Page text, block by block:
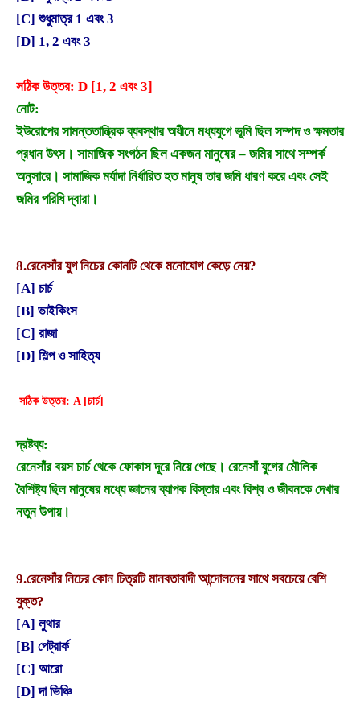
[C] শুধুমাত্র 1 এবং 3
[D] 1, 2 এবং 3
সঠিক উত্তর: D [1, 2 এবং 3]
নোট:
ইউরোপের সামন্ততান্ত্রিক ব্যবস্থার অধীনে মধ্যযুগে ভূমি ছিল সম্পদ ও ক্ষমতার
প্রধান উৎস। সামাজিক সংগঠন ছিল একজন মানুষের – জমির সাথে সম্পর্ক
অনুসারে। সামাজিক মর্যাদা নির্ধারিত হত মানুষ তার জমি ধারণ করে এবং সেই
জমির পরিধি দ্বারা।
8.রেনেসাঁর যুগ নিচের কোনটি থেকে মনোযোগ কেড়ে নেয়?
[A] চার্চ
[B] ভাইকিংস
[C] রাজা
[D] শিল্প ও সাহিত্য
সঠিক উত্তর: A [চার্চ]
দ্রষ্টব্য:
রেনেসাঁর বয়স চার্চ থেকে ফোকাস দূরে নিয়ে গেছে। রেনেসাঁ যুগের মৌলিক
বৈশিষ্ট্য ছিল মানুষের মধ্যে জ্ঞানের ব্যাপক বিস্তার এবং বিশ্ব ও জীবনকে দেখার
নতুন উপায়।
9.রেনেসাঁর নিচের কোন চিত্রটি মানবতাবাদী আন্দোলনের সাথে সবচেয়ে বেশি
যুক্ত?
[A] লুথার
[B] পেট্রার্ক
[C] আরো
[D] দা ভিঞ্চি